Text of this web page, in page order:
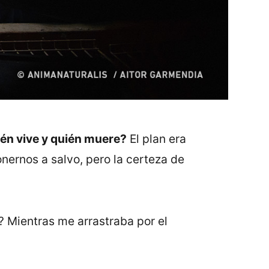
vive y quién muere? El plan era
a salvo, pero la certeza de
Mientras me arrastraba por el